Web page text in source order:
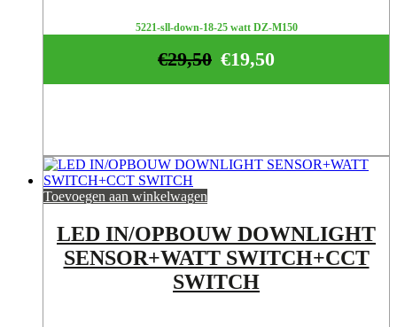
5221-sll-down-18-25 watt DZ-M150
€19,50
€29,50
Toevoegen aan winkelwagen
LED IN/OPBOUW DOWNLIGHT
SENSOR+WATT SWITCH+CCT
SWITCH